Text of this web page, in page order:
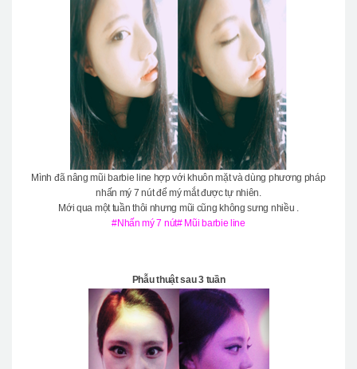
Mình đã nâng mũi barbie line hợp với khuôn mặt và dùng phương pháp
nhấn mý 7 nút để mý mắt được tự nhiên.
Mới qua một tuần thôi nhưng mũi cũng không sưng nhiều .
#Nhấn mý 7 nút# Mũi barbie line
Phẫu thuật sau 3 tuần